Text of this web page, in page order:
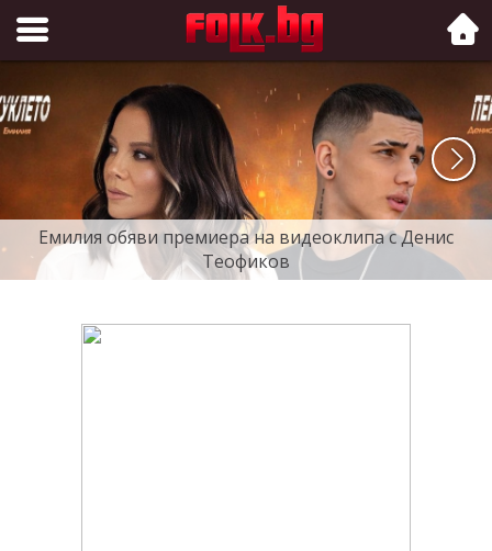
Folk.bg
Емилия обяви премиера на видеоклипа с Денис
Теофиков